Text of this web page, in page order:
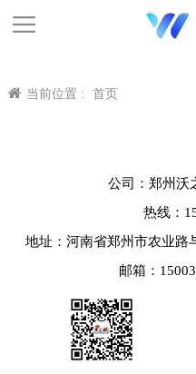
当前位置 : 首页
公司：郑州沃
热线：
地址：河南省郑州市农业路
邮箱：